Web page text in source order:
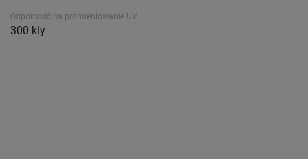
Odporność na promieniowanie UV
300 kly